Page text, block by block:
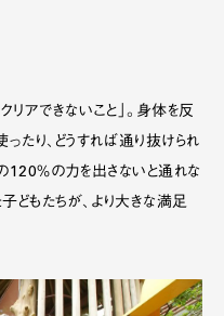
アできないこと」。身体を反
たり、どうすれば通り抜けられ
120％の力を出さないと通れな
どもたちが、より大きな満足